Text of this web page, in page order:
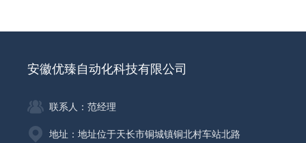
安徽优臻自动化科技有限公司
联系人：范经理
地址：地址位于天长市铜城镇铜北村车站北路